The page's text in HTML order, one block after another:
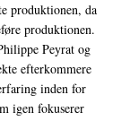
produktionen, da
produktionen.
Peyrat og
efterkommere
inden for
igen fokuserer